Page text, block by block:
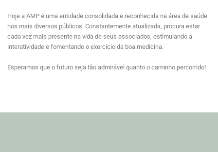
Hoje a AMP é uma entidade consolidada e reconhecida na área de saúde
nos mais diversos públicos. Constantemente atualizada, procura estar
cada vez mais presente na vida de seus associados, estimulando a
interatividade e fomentando o exercício da boa medicina.
Esperamos que o futuro seja tão admirável quanto o caminho percorrido!